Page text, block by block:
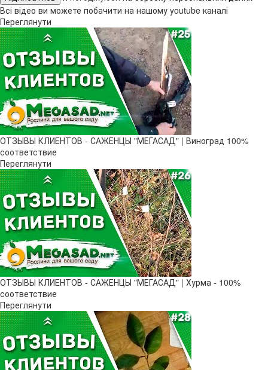
Всі відео ви можете побачити на нашому youtube каналі
Переглянути
ОТЗЫВЫ КЛИЕНТОВ - САЖЕНЦЫ "МЕГАСАД" | Виноград 100%
соответствие
Переглянути
ОТЗЫВЫ КЛИЕНТОВ - САЖЕНЦЫ "МЕГАСАД" | Хурма - 100%
соответствие
Переглянути